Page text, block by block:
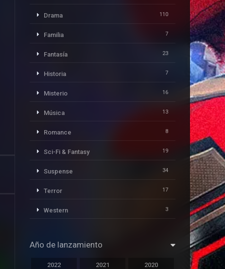
Drama 110
Familia 7
Fantasía 23
Historia 7
Misterio 16
Música 13
Romance 8
Sci-Fi & Fantasy 19
Suspense 34
Terror 17
Western 3
Año de lanzamiento
2022 2021 2020